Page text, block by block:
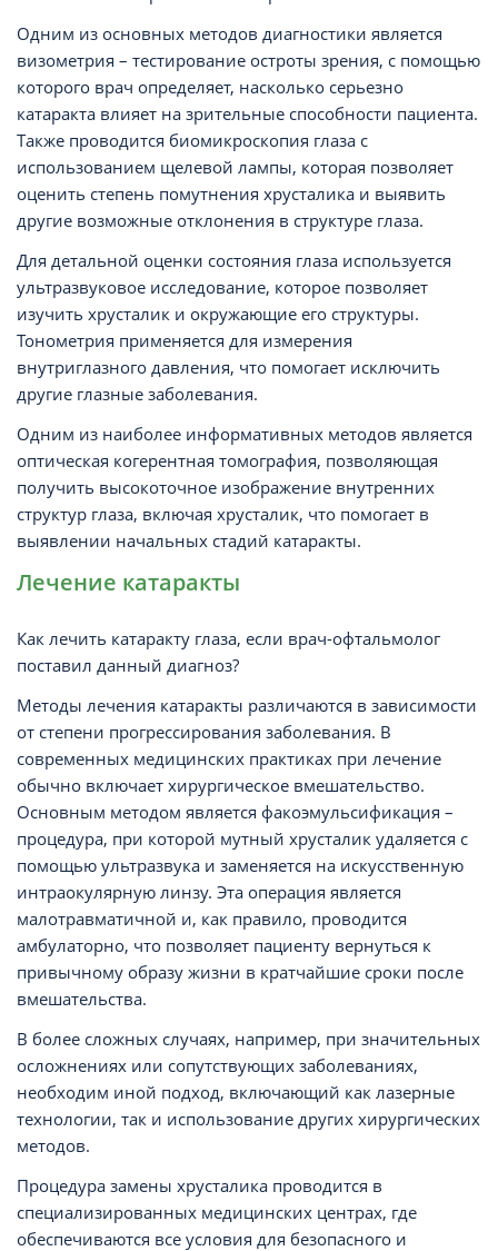
Одним из основных методов диагностики является
визометрия – тестирование остроты зрения, с помощью
которого врач определяет, насколько серьезно
катаракта влияет на зрительные способности пациента.
Также проводится биомикроскопия глаза с
использованием щелевой лампы, которая позволяет
оценить степень помутнения хрусталика и выявить
другие возможные отклонения в структуре глаза.
Для детальной оценки состояния глаза используется
ультразвуковое исследование, которое позволяет
изучить хрусталик и окружающие его структуры.
Тонометрия применяется для измерения
внутриглазного давления, что помогает исключить
другие глазные заболевания.
Одним из наиболее информативных методов является
оптическая когерентная томография, позволяющая
получить высокоточное изображение внутренних
структур глаза, включая хрусталик, что помогает в
выявлении начальных стадий катаракты.
Лечение катаракты
Как лечить катаракту глаза, если врач-офтальмолог
поставил данный диагноз?
Методы лечения катаракты различаются в зависимости
от степени прогрессирования заболевания. В
современных медицинских практиках при лечение
обычно включает хирургическое вмешательство.
Основным методом является факоэмульсификация –
процедура, при которой мутный хрусталик удаляется с
помощью ультразвука и заменяется на искусственную
интраокулярную линзу. Эта операция является
малотравматичной и, как правило, проводится
амбулаторно, что позволяет пациенту вернуться к
привычному образу жизни в кратчайшие сроки после
вмешательства.
В более сложных случаях, например, при значительных
осложнениях или сопутствующих заболеваниях,
необходим иной подход, включающий как лазерные
технологии, так и использование других хирургических
методов.
Процедура замены хрусталика проводится в
специализированных медицинских центрах, где
обеспечиваются все условия для безопасного и